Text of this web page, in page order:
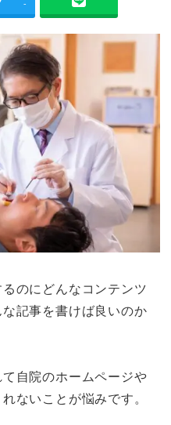
-
のにどんなコンテンツ
記事を書けば良いのか
自院のホームページや
ないことが悩みです。